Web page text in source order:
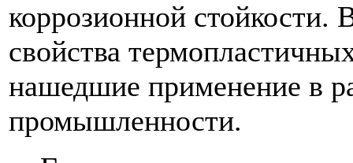
коррозионной стойкости.
свойства
нашедшие применение в
промышленности.